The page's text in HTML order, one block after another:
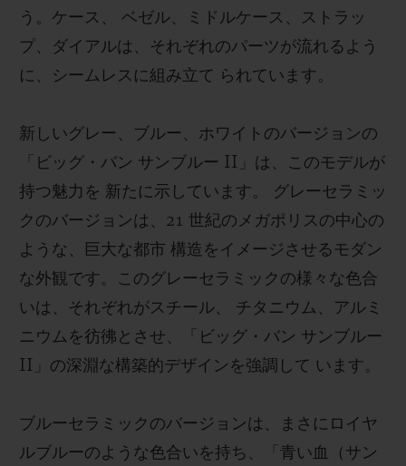
う。ケース、 ベゼル、ミドルケース、ストラッ
プ、ダイアルは、それぞれのパーツが流れるよう
に、シームレスに組み立て られています。
新しいグレー、ブルー、ホワイトのバージョンの
「ビッグ・バン サンブルー II」は、このモデルが
持つ魅力を 新たに示しています。 グレーセラミッ
クのバージョンは、21 世紀のメガポリスの中心の
ような、巨大な都市 構造をイメージさせるモダン
な外観です。このグレーセラミックの様々な色合
いは、それぞれがスチール、 チタニウム、アルミ
ニウムを彷彿とさせ、「ビッグ・バン サンブルー
II」の深淵な構築的デザインを強調して います。
ブルーセラミックのバージョンは、まさにロイヤ
ルブルーのような色合いを持ち、「青い血（サン